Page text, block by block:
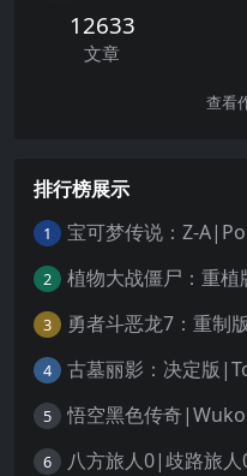
12633
文章
查看
排行榜展示
1 宝可梦传说：Z-
2
3
4
5 悟空黑色传奇
6 八方旅人0|歧路旅